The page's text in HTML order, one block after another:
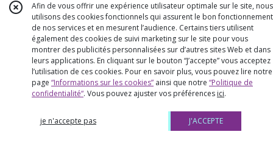
Noeud blanc à pois
roses et blancs en
Etiquette tissu Hand
Made With Love
Afin de vous offrir une expérience utilisateur optimale sur le site, nous
utilisons des cookies fonctionnels qui assurent le bon fonctionnement
de nos services et en mesurent l’audience. Certains tiers utilisent
également des cookies de suivi marketing sur le site pour vous
montrer des publicités personnalisées sur d’autres sites Web et dans
leurs applications. En cliquant sur le bouton “J’accepte” vous acceptez
l’utilisation de ces cookies. Pour en savoir plus, vous pouvez lire notre
page “Informations sur les cookies” ainsi que notre “Politique de
confidentialité“. Vous pouvez ajuster vos préférences ici.
je n'accepte pas J'ACCEPTE